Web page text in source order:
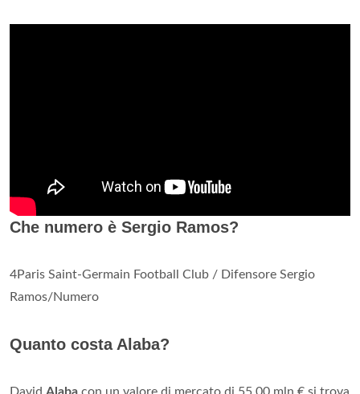
Che numero è Sergio Ramos?
4Paris Saint-Germain Football Club / Difensore Sergio
Ramos/Numero
Quanto costa Alaba?